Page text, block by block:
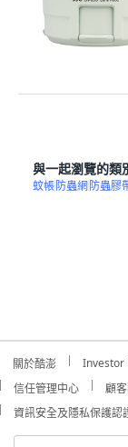
與一起瀏覽的類
蚊帳防蟲網防蟲膠
關於酷澎 Investor
信任管理中心
顧
資訊安全及隱私保護認